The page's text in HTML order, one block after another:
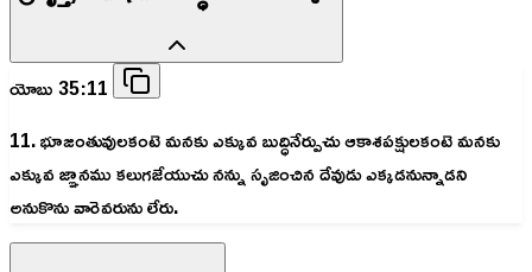
యోబు 35:11
11. భూజంతువులకంటె మనకు ఎక్కువ బుద్ధినేర్పుచు ఆకాశపక్షులకంటె మనకు
ఎక్కువ జ్ఞానము కలుగజేయుచు నన్ను సృజించిన దేవుడు ఎక్కడనున్నాడని
అనుకొను వారెవరును లేరు.